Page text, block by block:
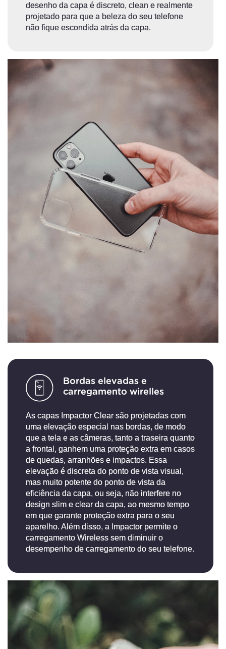
desenho da capa é discreto, clean e realmente
projetado para que a beleza do seu telefone
não fique escondida atrás da capa.
Bordas elevadas e
carregamento wirelles
As capas Impactor Clear são projetadas com
uma elevação especial nas bordas, de modo
que a tela e as câmeras, tanto a traseira quanto
a frontal, ganhem uma proteção extra em casos
de quedas, arranhões e impactos. Essa
elevação é discreta do ponto de vista visual,
mas muito potente do ponto de vista da
eficiência da capa, ou seja, não interfere no
design slim e clear da capa, ao mesmo tempo
em que garante proteção extra para o seu
aparelho. Além disso, a Impactor permite o
carregamento Wireless sem diminuir o
desempenho de carregamento do seu telefone.